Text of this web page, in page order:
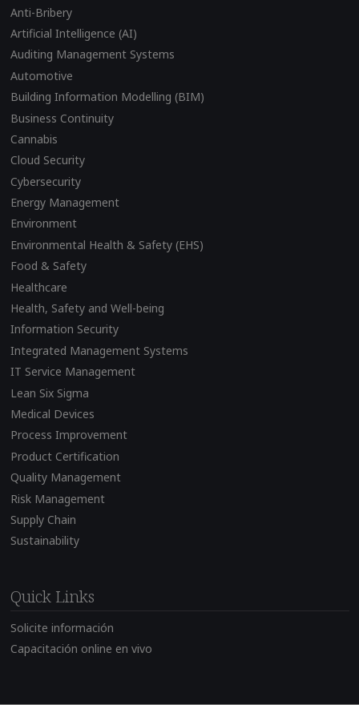
Anti-Bribery
Artificial Intelligence (AI)
Auditing Management Systems
Automotive
Building Information Modelling (BIM)
Business Continuity
Cannabis
Cloud Security
Cybersecurity
Energy Management
Environment
Environmental Health & Safety (EHS)
Food & Safety
Healthcare
Health, Safety and Well-being
Information Security
Integrated Management Systems
IT Service Management
Lean Six Sigma
Medical Devices
Process Improvement
Product Certification
Quality Management
Risk Management
Supply Chain
Sustainability
Quick Links
Solicite información
Capacitación online en vivo